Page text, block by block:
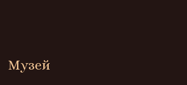
Музей